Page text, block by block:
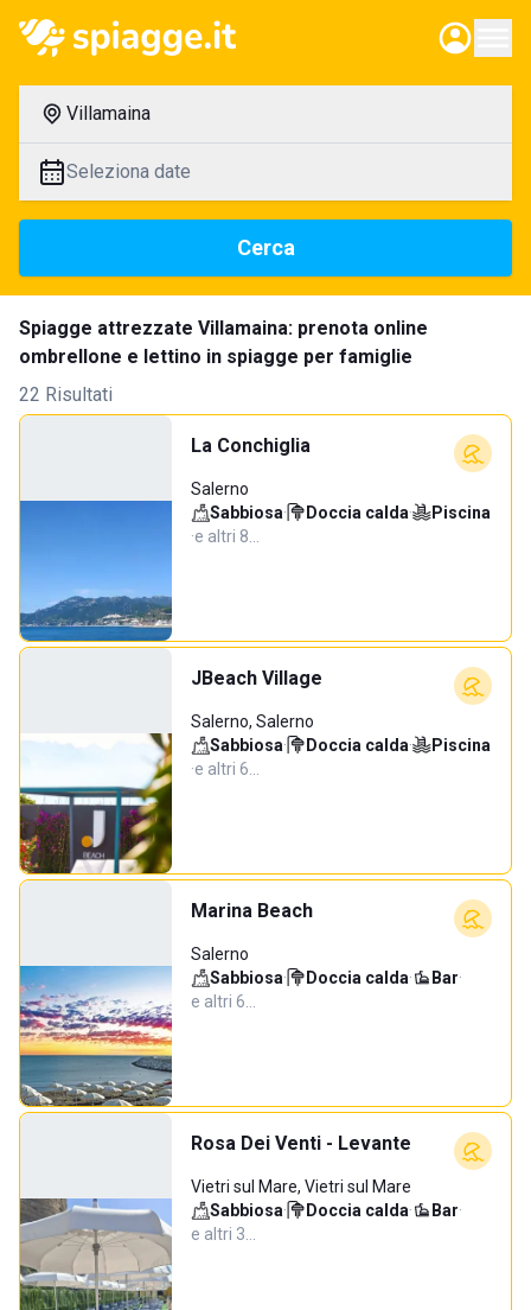
Villamaina
Seleziona date
Cerca
Spiagge attrezzate Villamaina: prenota online
ombrellone e lettino in spiagge per famiglie
22 Risultati
La Conchiglia
Salerno
Sabbiosa· Doccia calda·
Piscina
·e altri 8…
JBeach Village
Salerno, Salerno
Sabbiosa· Doccia calda·
Piscina
·e altri 6…
Marina Beach
Salerno
Sabbiosa· Doccia calda· Bar·
e altri 6…
Rosa Dei Venti - Levante
Vietri sul Mare, Vietri sul Mare
Sabbiosa· Doccia calda· Bar·
e altri 3…